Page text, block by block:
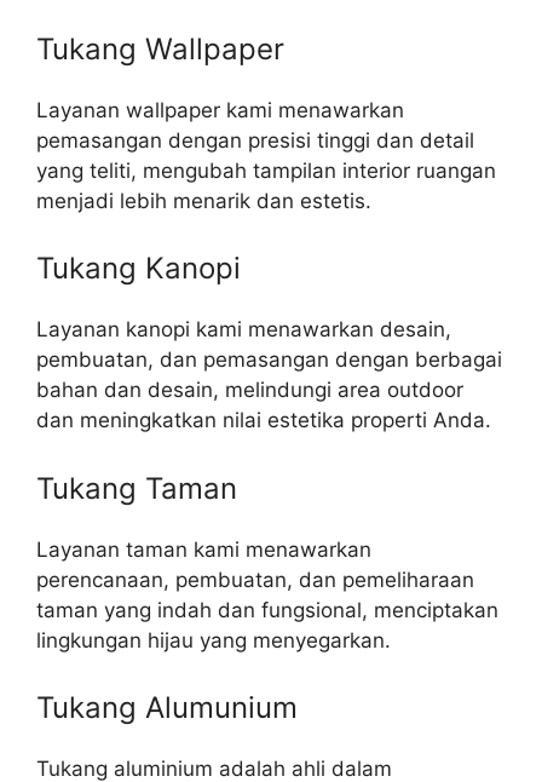
Tukang Wallpaper
Layanan wallpaper kami menawarkan
pemasangan dengan presisi tinggi dan detail
yang teliti, mengubah tampilan interior ruangan
menjadi lebih menarik dan estetis.
Tukang Kanopi
Layanan kanopi kami menawarkan desain,
pembuatan, dan pemasangan dengan berbagai
bahan dan desain, melindungi area outdoor
dan meningkatkan nilai estetika properti Anda.
Tukang Taman
Layanan taman kami menawarkan
perencanaan, pembuatan, dan pemeliharaan
taman yang indah dan fungsional, menciptakan
lingkungan hijau yang menyegarkan.
Tukang Alumunium
Tukang aluminium adalah ahli dalam